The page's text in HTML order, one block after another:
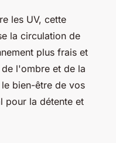
les UV, cette
la circulation de
plus frais et
l'ombre et de la
bien-être de vos
pour la détente et